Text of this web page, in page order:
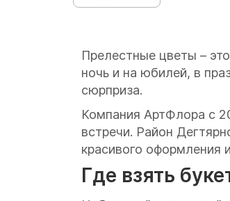
Прелестные цветы –
ночь и на юбилей, в
сюрприза.
Компания АртФлора с
встречи. Район
красивого оформления
Где взять